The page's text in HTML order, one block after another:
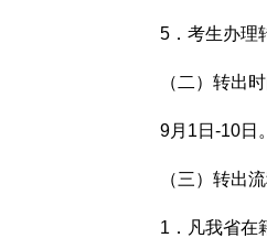
5．考生办理
（二）转出
9月1日-10日
（三）转出
1．凡我省在